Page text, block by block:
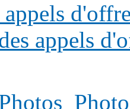
appels